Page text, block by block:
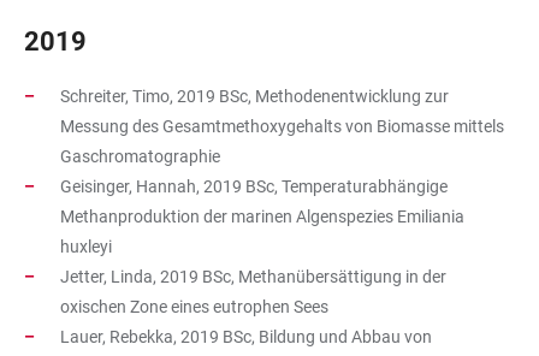
2019
Schreiter, Timo, 2019 BSc, Methodenentwicklung zur
Messung des Gesamtmethoxygehalts von Biomasse mittels
Gaschromatographie
Geisinger, Hannah, 2019 BSc, Temperaturabhängige
Methanproduktion der marinen Algenspezies Emiliania
huxleyi
Jetter, Linda, 2019 BSc, Methanübersättigung in der
oxischen Zone eines eutrophen Sees
Lauer, Rebekka, 2019 BSc, Bildung und Abbau von